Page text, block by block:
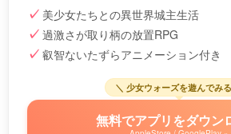
美少女たちとの異世界城主生活
過激さが取り柄の放置RPG
叡智ないたずらアニメーション付き
＼ 少女ウォーズを遊んでみ
無料でアプリをダウン